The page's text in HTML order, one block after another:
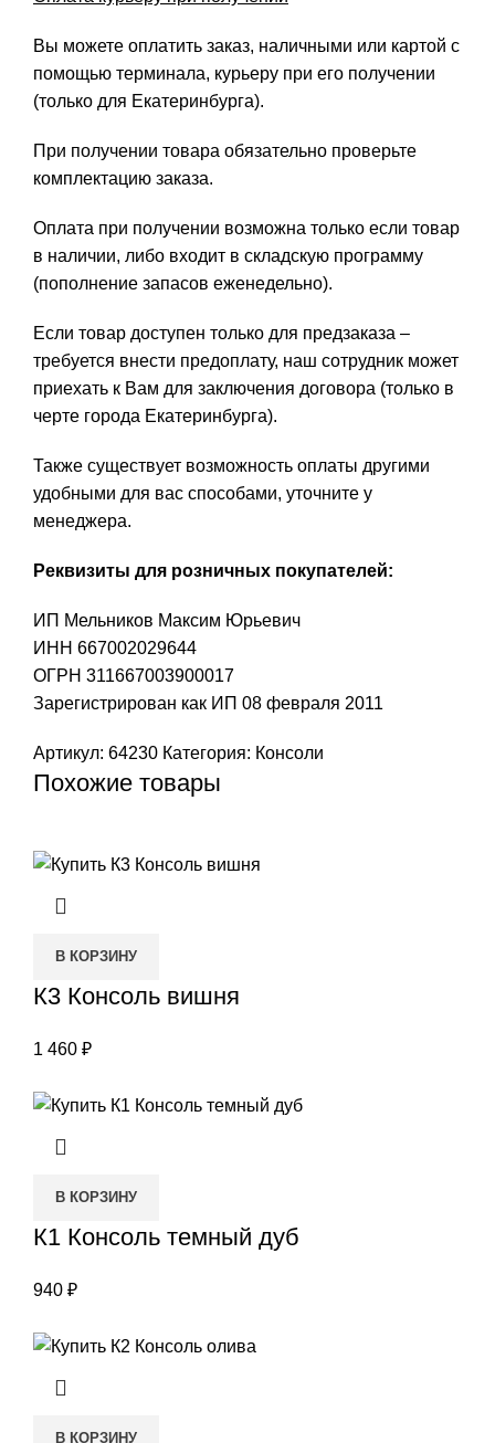
Вы можете оплатить заказ, наличными или картой с
помощью терминала, курьеру при его получении
(только для Екатеринбурга).
При получении товара обязательно проверьте
комплектацию заказа.
Оплата при получении возможна только если товар
в наличии, либо входит в складскую программу
(пополнение запасов еженедельно).
Если товар доступен только для предзаказа –
требуется внести предоплату, наш сотрудник может
приехать к Вам для заключения договора (только в
черте города Екатеринбурга).
Также существует возможность оплаты другими
удобными для вас способами, уточните у
менеджера.
Реквизиты для розничных покупателей:
ИП Мельников Максим Юрьевич
ИНН 667002029644
ОГРН 311667003900017
Зарегистрирован как ИП 08 февраля 2011
Артикул: 64230 Категория: Консоли
Похожие товары
В КОРЗИНУ
К3 Консоль вишня
1 460 ₽
В КОРЗИНУ
К1 Консоль темный дуб
940 ₽
В КОРЗИНУ